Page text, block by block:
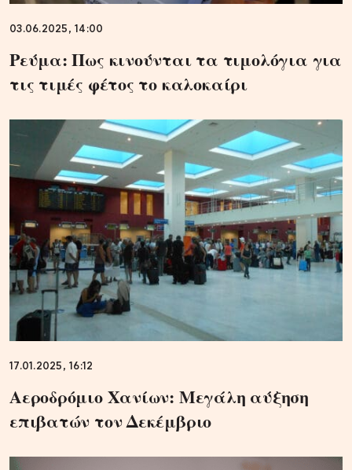
03.06.2025, 14:00
Ρεύμα: Πως κινούνται τα τιμολόγια για
τις τιμές φέτος το καλοκαίρι
17.01.2025, 16:12
Αεροδρόμιο Χανίων: Μεγάλη αύξηση
επιβατών τον Δεκέμβριο